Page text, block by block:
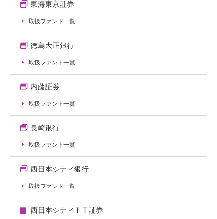
東海東京証券
取扱ファンド一覧
徳島大正銀行
取扱ファンド一覧
内藤証券
取扱ファンド一覧
長崎銀行
取扱ファンド一覧
西日本シティ銀行
取扱ファンド一覧
西日本シティＴＴ証券